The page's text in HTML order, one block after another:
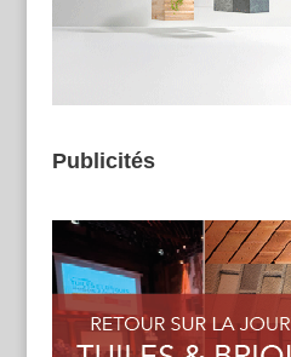
Publicités